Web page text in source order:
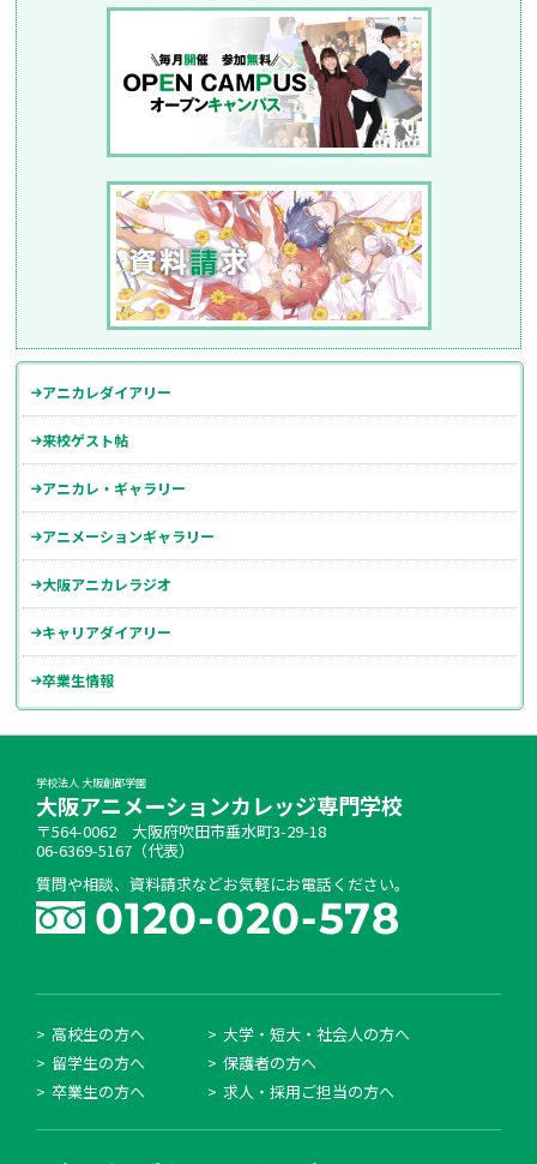
アニカレダイアリー
来校ゲスト帖
アニカレ・ギャラリー
アニメーションギャラリー
大阪アニカレラジオ
キャリアダイアリー
卒業生情報
学校法人 大阪創都学園
大阪アニメーションカレッジ専門学校
〒564-0062 大阪府吹田市垂水町3-29-18
06-6369-5167（代表）
質問や相談、資料請求などお気軽にお電話ください。
高校生の方へ
大学・短大・社会人の方へ
留学生の方へ
保護者の方へ
卒業生の方へ
求人・採用ご担当の方へ